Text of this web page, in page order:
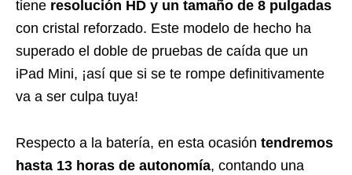
tiene resolución HD y un tamaño de 8 pulgadas
con cristal reforzado. Este modelo de hecho ha
superado el doble de pruebas de caída que un
iPad Mini, ¡así que si se te rompe definitivamente
va a ser culpa tuya!
Respecto a la batería, en esta ocasión tendremos
hasta 13 horas de autonomía, contando una